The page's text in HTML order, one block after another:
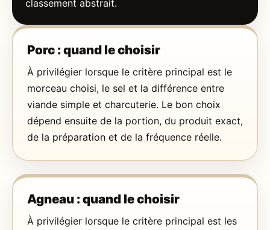
classement abstrait.
Porc : quand le choisir
À privilégier lorsque le critère principal est le
morceau choisi, le sel et la différence entre
viande simple et charcuterie. Le bon choix
dépend ensuite de la portion, du produit exact,
de la préparation et de la fréquence réelle.
Agneau : quand le choisir
À privilégier lorsque le critère principal est les